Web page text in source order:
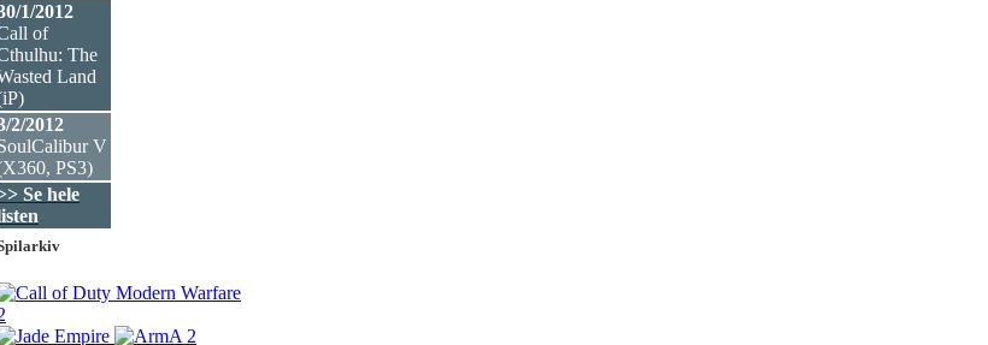
1/2012
of
The
Land
)
2/2012
V
PS3)
Se hele